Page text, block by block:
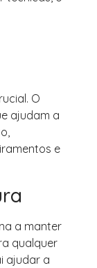
O
ajudam a
e
a manter
qualquer
ajudar a